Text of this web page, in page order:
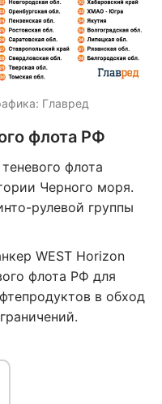
Главред
флота РФ
флота
Черного моря.
рулевой группы
WEST Horizon
флота РФ для
в обход